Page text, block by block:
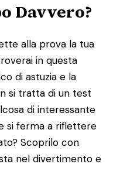
Davvero?
alla prova la tua
in questa
di astuzia e la
si tratta di un test
di interessante
si ferma a riflettere
Scoprilo con
nel divertimento e